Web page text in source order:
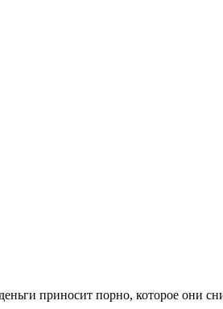
приносит порно, которое они